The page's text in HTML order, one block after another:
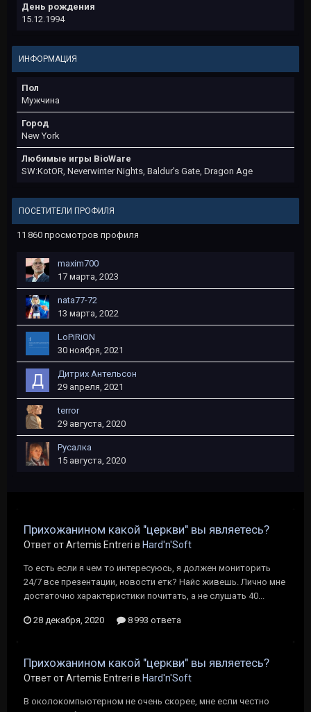
День рождения
15.12.1994
ИНФОРМАЦИЯ
Пол
Мужчина
Город
New York
Любимые игры BioWare
SW:KotOR, Neverwinter Nights, Baldur's Gate, Dragon Age
ПОСЕТИТЕЛИ ПРОФИЛЯ
11 860 просмотров профиля
maxim700
17 марта, 2023
nata77-72
13 марта, 2022
LoPiRiON
30 ноября, 2021
Дитрих Антельсон
29 апреля, 2021
terror
29 августа, 2020
Русалка
15 августа, 2020
Прихожанином какой "церкви" вы являетесь?
Ответ от Artemis Entreri в Hard'n'Soft
То есть если я чем то интересуюсь, я должен мониторить
24/7 все презентации, новости етк? Найс живешь. Лично мне
достаточно характеристики почитать, а не слушать 40...
28 декабря, 2020 8 993 ответа
Прихожанином какой "церкви" вы являетесь?
Ответ от Artemis Entreri в Hard'n'Soft
В околокомпьютерном не очень скорее, мне если честно